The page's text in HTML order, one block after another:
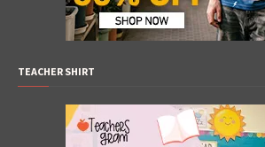
TEACHER SHIRT